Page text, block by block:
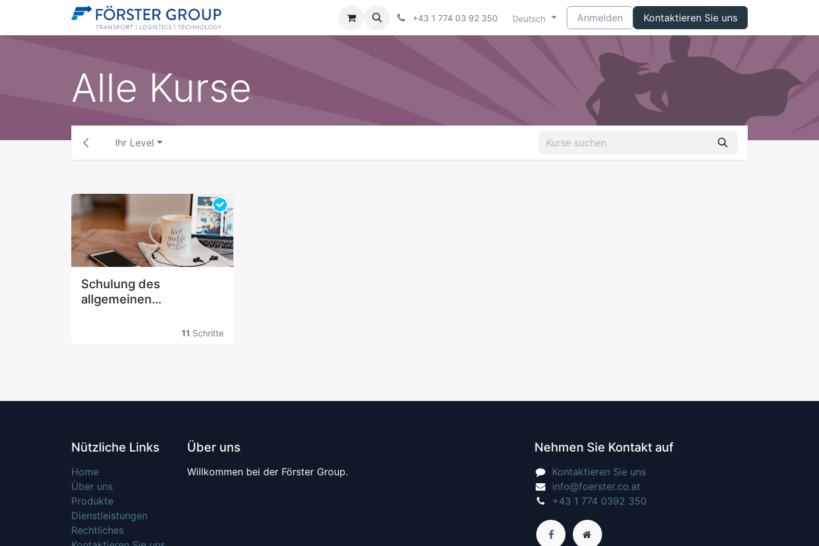
Auftragsverwaltung Veranstaltungen
+43 1 774 03 92 350 Deutsch Anmelden Kontaktieren Sie uns
Alle Kurse
Ihr Level
Schulung des
allgemeinen
11 Schritte
Nützliche Links
Home
Über uns
Produkte
Dienstleistungen
Rechtliches
Über uns
Willkommen bei der Förster Group.
Nehmen Sie Kontakt auf
Kontaktieren Sie uns
info@foerster.co.at
+43 1 774 0392 350